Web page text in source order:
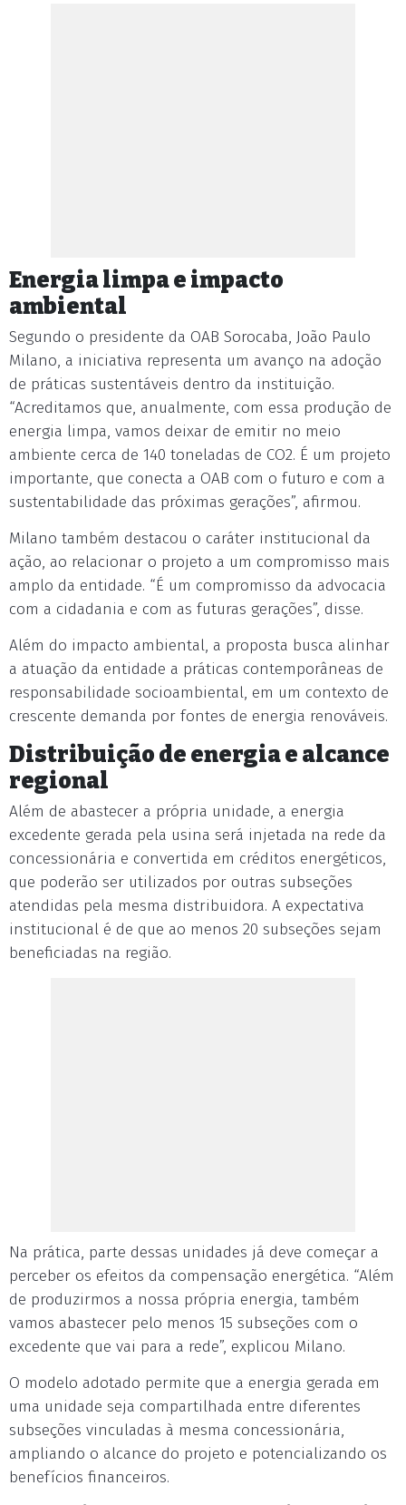
Energia limpa e impacto
ambiental
Segundo o presidente da OAB Sorocaba, João Paulo
Milano, a iniciativa representa um avanço na adoção
de práticas sustentáveis dentro da instituição.
“Acreditamos que, anualmente, com essa produção de
energia limpa, vamos deixar de emitir no meio
ambiente cerca de 140 toneladas de CO2. É um projeto
importante, que conecta a OAB com o futuro e com a
sustentabilidade das próximas gerações”, afirmou.
Milano também destacou o caráter institucional da
ação, ao relacionar o projeto a um compromisso mais
amplo da entidade. “É um compromisso da advocacia
com a cidadania e com as futuras gerações”, disse.
Além do impacto ambiental, a proposta busca alinhar
a atuação da entidade a práticas contemporâneas de
responsabilidade socioambiental, em um contexto de
crescente demanda por fontes de energia renováveis.
Distribuição de energia e alcance
regional
Além de abastecer a própria unidade, a energia
excedente gerada pela usina será injetada na rede da
concessionária e convertida em créditos energéticos,
que poderão ser utilizados por outras subseções
atendidas pela mesma distribuidora. A expectativa
institucional é de que ao menos 20 subseções sejam
beneficiadas na região.
Na prática, parte dessas unidades já deve começar a
perceber os efeitos da compensação energética. “Além
de produzirmos a nossa própria energia, também
vamos abastecer pelo menos 15 subseções com o
excedente que vai para a rede”, explicou Milano.
O modelo adotado permite que a energia gerada em
uma unidade seja compartilhada entre diferentes
subseções vinculadas à mesma concessionária,
ampliando o alcance do projeto e potencializando os
benefícios financeiros.